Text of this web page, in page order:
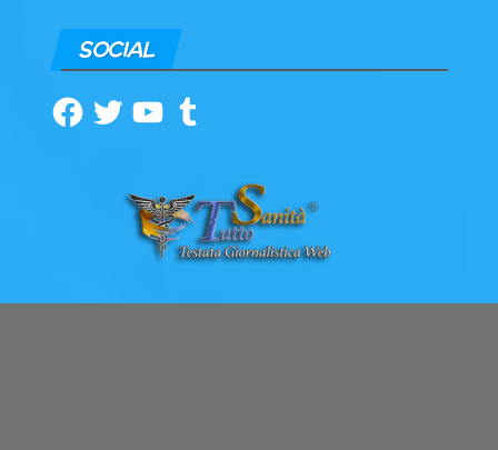
SOCIAL
Facebook
TwitterYouTubeTumblr